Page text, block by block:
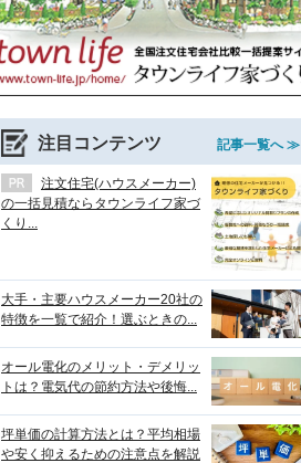
注目コンテンツ 記事一覧へ ≫
注文住宅(ハウスメーカー)
の一括見積ならタウンライフ家づ
くり...
大手・主要ハウスメーカー20社の
特徴を一覧で紹介！選ぶときの...
オール電化のメリット・デメリッ
トは？電気代の節約方法や後悔...
坪単価の計算方法とは？平均相場
や安く抑えるための注意点を解説